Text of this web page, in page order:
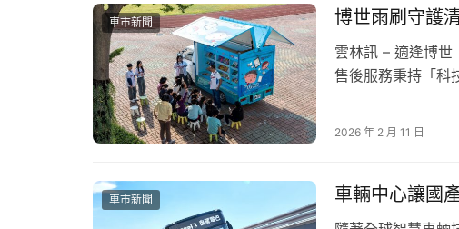
方式入主Kia、體驗Kia新世代車款所帶來的移動新生活。
The Ceed Sportswagon歐洲進口油電跑旅獲近千名
The Ceed Sportswagon歐洲進口油電跑自上市至今，
理台灣森那美起亞特別同步推出限時禮遇，含舊換新與
油電跑旅（註2），享受兼具性能、空間與安全的歐洲
騎士偵測與路口對向車偵測）、BCA盲區防撞主動煞車
件即可再升級European 真皮座椅、雙前座通風坐椅、
車市新聞 博世雨刷守護
雲林訊 – 適逢博世
售後服務秉持「科
望閱讀計畫」深
2026 年 2 月 11 日
車市新聞 車輛中心讓國